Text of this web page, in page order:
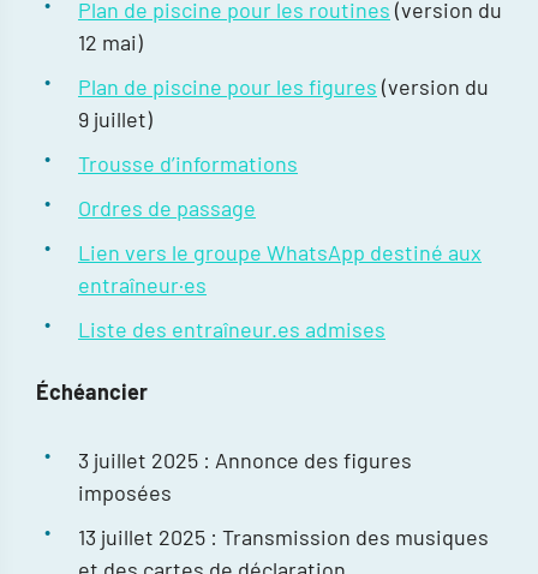
Plan de piscine pour les routines (version du
12 mai)
Plan de piscine pour les figures (version du
9 juillet)
Trousse d’informations
Ordres de passage
Lien vers le groupe WhatsApp destiné aux
entraîneur·es
Liste des entraîneur.es admises
Échéancier
3 juillet 2025 : Annonce des figures
imposées
13 juillet 2025 : Transmission des musiques